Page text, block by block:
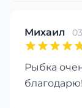
Михаил
Рыбка
благодарю!